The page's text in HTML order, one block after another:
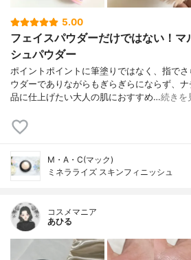
5.00
フェイスパウダーだけではない！マ
シュパウダー
ポイントポイントに筆塗りではなく、指で
ウダーでありながらもぎらぎらにならず、
品に仕上げたい大人の肌におすすめ…続きを
M・A・C(マック)
ミネラライズ スキンフィニッシュ
コスメマニア
あひる